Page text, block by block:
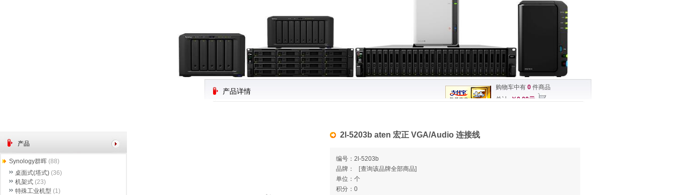
产品详情
购物车中有 0 件商品
总计
￥0.00元
2l-5203b aten 宏正 VGA/Audio 连接线
编号：2l-5203b
品牌：
[查询该品牌全部商品]
单位：个
积分：0
产品
Synology群晖 (88)
桌面式(塔式) (36)
机架式 (23)
特殊工业机型 (1)